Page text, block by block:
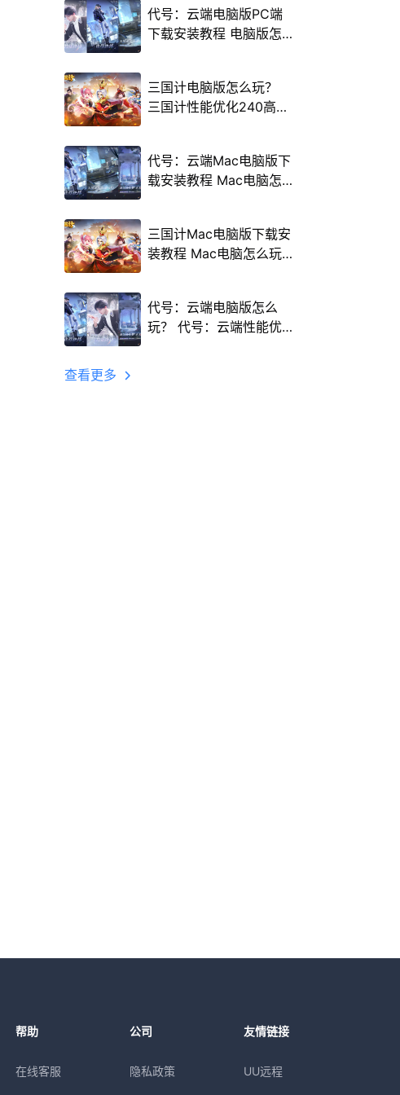
代号：云端电脑版PC端
下载安装教程 电脑版怎
三国计电脑版怎么玩？
三国计性能优化240高帧
代号：云端Mac电脑版下
载安装教程 Mac电脑怎
三国计Mac电脑版下载安
装教程 Mac电脑怎么玩
代号：云端电脑版怎么
玩？ 代号：云端性能优
查看更多
帮助
在线客服
公司
隐私政策
友情链接
UU远程